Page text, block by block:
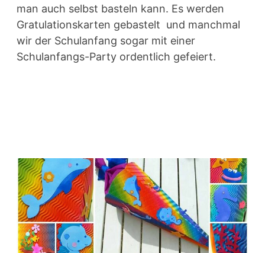
man auch selbst basteln kann. Es werden
Gratulationskarten gebastelt und manchmal
wir der Schulanfang sogar mit einer
Schulanfangs-Party ordentlich gefeiert.